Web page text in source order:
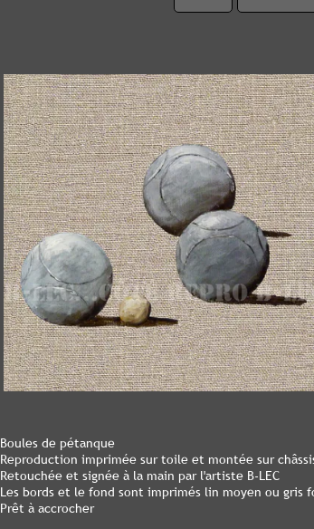
Boules de pétanque
Reproduction imprimée sur toile et montée sur
Retouchée et signée à la main par l'artiste B-LEC
Les bords et le fond sont imprimés lin moyen ou gris
Prêt à accrocher